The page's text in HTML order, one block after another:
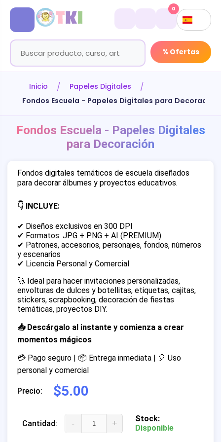
% Ofertas
0
Inicio
Papeles Digitales
Fondos Escuela - Papeles Digitales para Decoración
Fondos Escuela - Papeles Digitales
para Decoración
Fondos digitales temáticos de escuela diseñados
para decorar álbumes y proyectos educativos.
👇 INCLUYE:
✔ Diseños exclusivos en 300 DPI
✔ Formatos: JPG + PNG + AI (PREMIUM)
✔ Patrones, accesorios, personajes, fondos, números
y escenarios
✔ Licencia Personal y Comercial
🚀 Ideal para hacer invitaciones personalizadas,
envolturas de dulces y botellitas, etiquetas, cajitas,
stickers, scrapbooking, decoración de fiestas
temáticas, proyectos DIY.
📥 Descárgalo al instante y comienza a crear
momentos mágicos
💳 Pago seguro | 📦 Entrega inmediata | 🎈 Uso
personal y comercial
Precio: $5.00
Cantidad: - +
Stock:
Disponible